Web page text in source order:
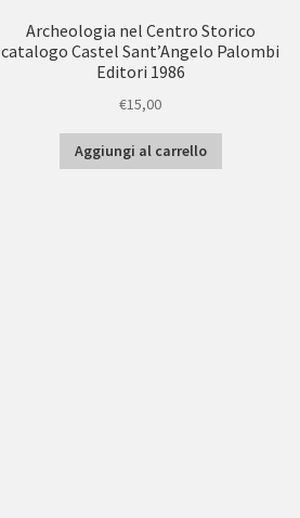
Archeologia nel Centro Storico
catalogo Castel Sant’Angelo Palombi
Editori 1986
€15,00
Aggiungi al carrello